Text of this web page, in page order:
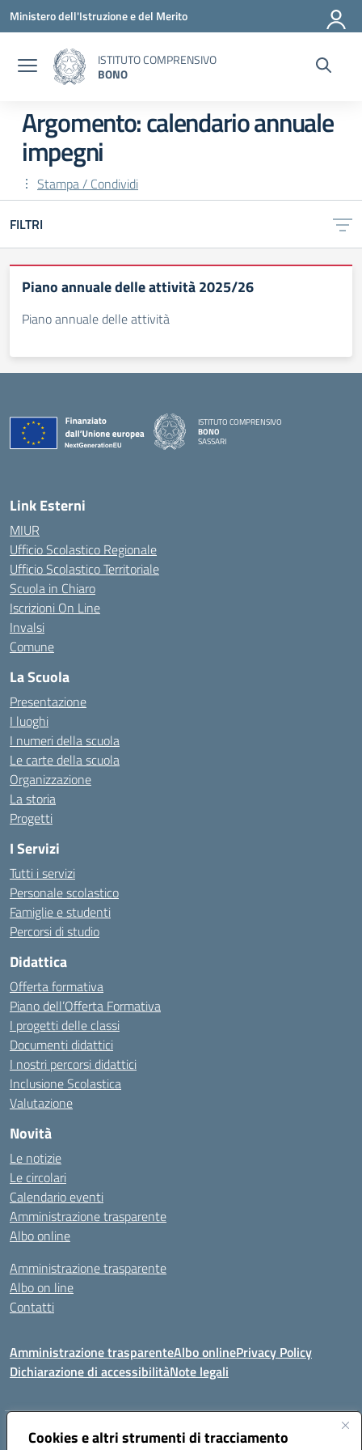
Cookies e altri strumenti di tracciamento
Vai ai contenuti
Vai al menu di navigazione
Vai al footer
Ministero dell'Istruzione e del Merito
ISTITUTO COMPRENSIVO
BONO
Argomento: calendario annuale
impegni
Stampa / Condividi
FILTRI
Piano annuale delle attività 2025/26
Piano annuale delle attività
ISTITUTO COMPRENSIVO
BONO
SASSARI
Link Esterni
MIUR
Ufficio Scolastico Regionale
Ufficio Scolastico Territoriale
Scuola in Chiaro
Iscrizioni On Line
Invalsi
Comune
La Scuola
Presentazione
I luoghi
I numeri della scuola
Le carte della scuola
Organizzazione
La storia
Progetti
I Servizi
Tutti i servizi
Personale scolastico
Famiglie e studenti
Percorsi di studio
Didattica
Offerta formativa
Piano dell’Offerta Formativa
I progetti delle classi
Documenti didattici
I nostri percorsi didattici
Inclusione Scolastica
Valutazione
Novità
Le notizie
Le circolari
Calendario eventi
Amministrazione trasparente
Albo online
Amministrazione trasparente
Albo on line
Contatti
Amministrazione trasparenteAlbo onlinePrivacy Policy
Dichiarazione di accessibilitàNote legali
Indirizzo:Via Tirso, 07011 Bono (SS)